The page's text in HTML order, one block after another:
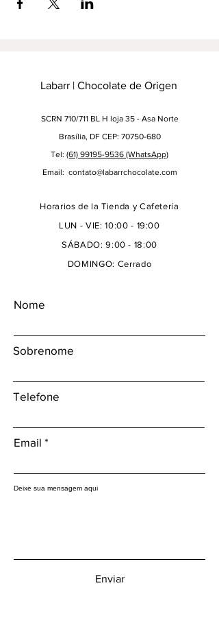
Labarr | Chocolate de Origen
SCRN 710/711 BL H loja 35 - Asa Norte
Brasília, DF CEP: 70750-680
Tel: (61) 99195-9536 (WhatsApp)
Email: contato@labarrchocolate.com
Horarios de la Tienda y Cafetería
LUN - VIE: 10:00 - 19:00
SÁBADO: 9:00 - 18:00
DOMINGO: Cerrado
Nome
Sobrenome
Telefone
Email
Deixe sua mensagem aqui
Enviar